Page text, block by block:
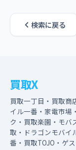
検索に戻る
買取X
買取一丁目・買取商
イル一番・家電市場
ク・買取楽園・モバ
取・ドラゴンモバイ
番・買取TOJO・ゲ